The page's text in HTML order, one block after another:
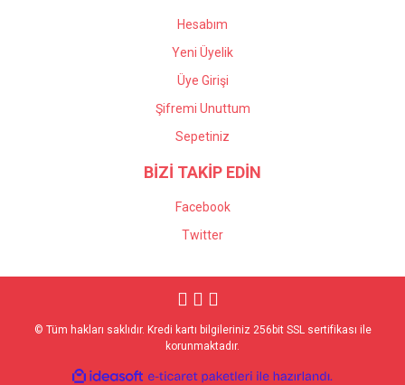
Hesabım
Yeni Üyelik
Üye Girişi
Şifremi Unuttum
Sepetiniz
BİZİ TAKİP EDİN
Facebook
Twitter
© Tüm hakları saklıdır. Kredi kartı bilgileriniz 256bit SSL sertifikası ile
korunmaktadır.
ideasoft e-